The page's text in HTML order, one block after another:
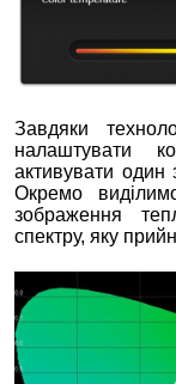
Завдяки
налаштувати
активувати один
Окремо
зображення
спектру, яку